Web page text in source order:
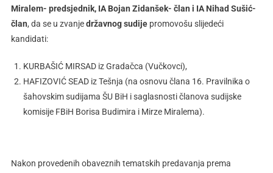
Miralem- predsjednik, IA Bojan Zidanšek- član i IA Nihad Sušić-
član, da se u zvanjedržavnog sudijepromovošu slijedeći
kandidati:
KURBAŠIĆ MIRSAD iz Gradačca (Vučkovci),
HAFIZOVIĆ SEAD iz Tešnja (na osnovu člana 16. Pravilnika o
šahovskim sudijama ŠU BiH i saglasnosti članova sudijske
komisije FBiH Borisa Budimira i Mirze Miralema).
Nakon provedenih obaveznih tematskih predavanja prema